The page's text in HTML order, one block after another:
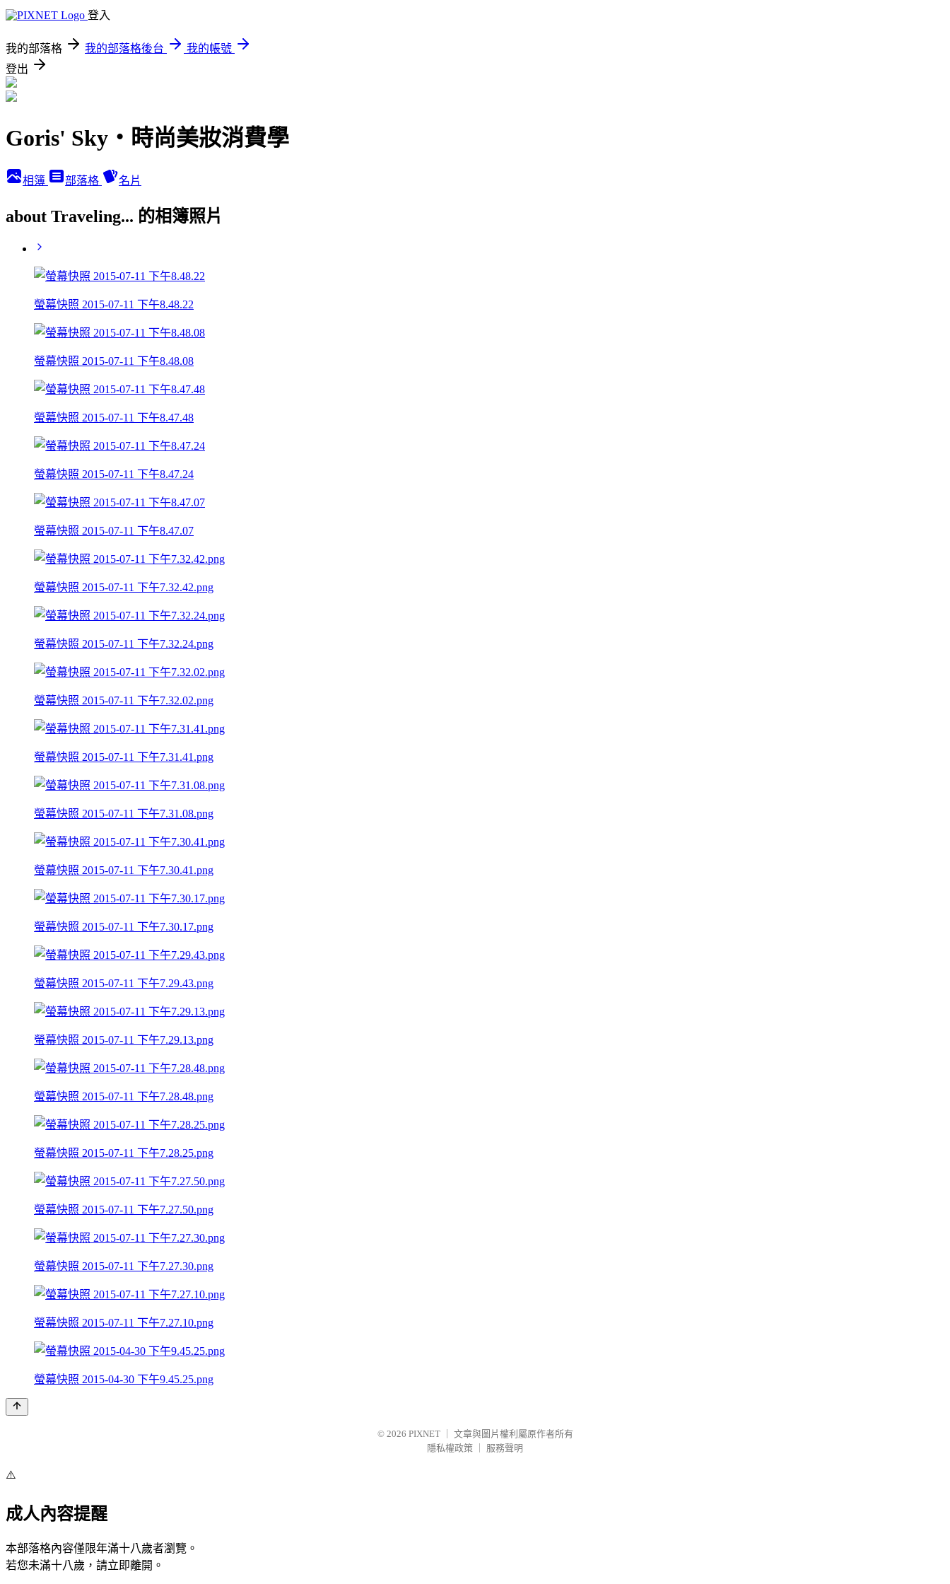
登入
我的部落格 我的部落格後台
我的帳號
登出
Goris' Sky‧時尚美妝消費學
相簿 部落格 名片
about Traveling... 的相簿照片
螢幕快照 2015-07-11 下午8.48.22
螢幕快照 2015-07-11 下午8.48.08
螢幕快照 2015-07-11 下午8.47.48
螢幕快照 2015-07-11 下午8.47.24
螢幕快照 2015-07-11 下午8.47.07
螢幕快照 2015-07-11 下午7.32.42.png
螢幕快照 2015-07-11 下午7.32.24.png
螢幕快照 2015-07-11 下午7.32.02.png
螢幕快照 2015-07-11 下午7.31.41.png
螢幕快照 2015-07-11 下午7.31.08.png
螢幕快照 2015-07-11 下午7.30.41.png
螢幕快照 2015-07-11 下午7.30.17.png
螢幕快照 2015-07-11 下午7.29.43.png
螢幕快照 2015-07-11 下午7.29.13.png
螢幕快照 2015-07-11 下午7.28.48.png
螢幕快照 2015-07-11 下午7.28.25.png
螢幕快照 2015-07-11 下午7.27.50.png
螢幕快照 2015-07-11 下午7.27.30.png
螢幕快照 2015-07-11 下午7.27.10.png
螢幕快照 2015-04-30 下午9.45.25.png
© 2026 PIXNET
文章與圖片權利屬原作者所有
隱私權政策
服務聲明
⚠️
成人內容提醒
本部落格內容僅限年滿十八歲者瀏覽。
若您未滿十八歲，請立即離開。